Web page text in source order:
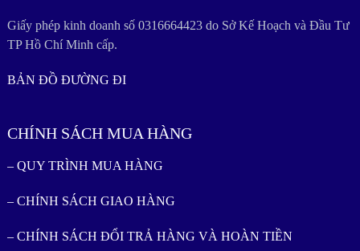
Giấy phép kinh doanh số 0316664423 do Sở Kế Hoạch và Đầu Tư
TP Hồ Chí Minh cấp.
BẢN ĐỒ ĐƯỜNG ĐI
CHÍNH SÁCH MUA HÀNG
– QUY TRÌNH MUA HÀNG
– CHÍNH SÁCH GIAO HÀNG
– CHÍNH SÁCH ĐỔI TRẢ HÀNG VÀ HOÀN TIỀN